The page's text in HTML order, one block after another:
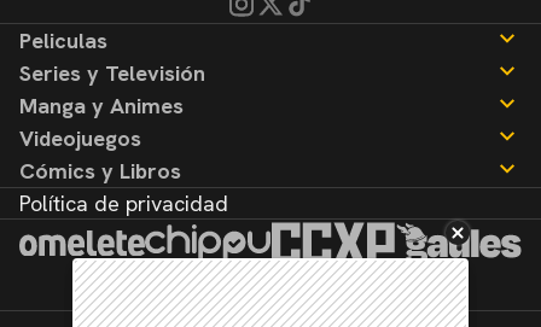
Peliculas
Noticias
Reseñas
Series y Televisión
Noticias
Reseñas
Manga y Animes
Noticias
Reseñas
Videojuegos
Noticias
Reseñas
Cómics y Libros
Noticias
Reseñas
Política de privacidad